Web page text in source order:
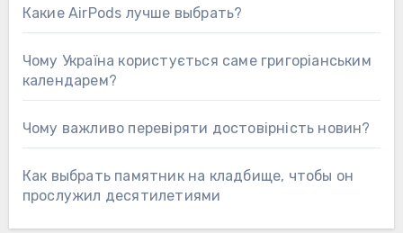
Какие AirPods лучше выбрать?
Чому Україна користується саме григоріанським
календарем?
Чому важливо перевіряти достовірність новин?
Как выбрать памятник на кладбище, чтобы он
прослужил десятилетиями